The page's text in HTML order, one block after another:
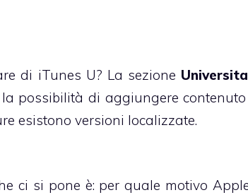
di iTunes U? La sezione
possibilità di aggiungere contenuto
esistono versioni localizzate.
ci si pone è: per quale motivo